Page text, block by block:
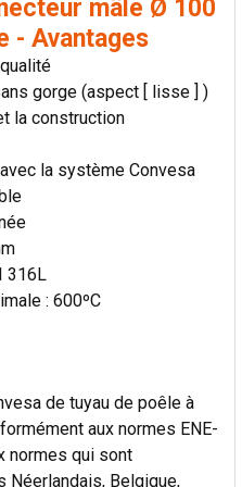
mâle Ø 100
- Avantages
gorge (aspect [ lisse ] )
la construction
la système Convesa
316L
: 600ºC
de tuyau de poêle à
aux normes ENE-
normes qui sont
Néerlandais, Belgique,